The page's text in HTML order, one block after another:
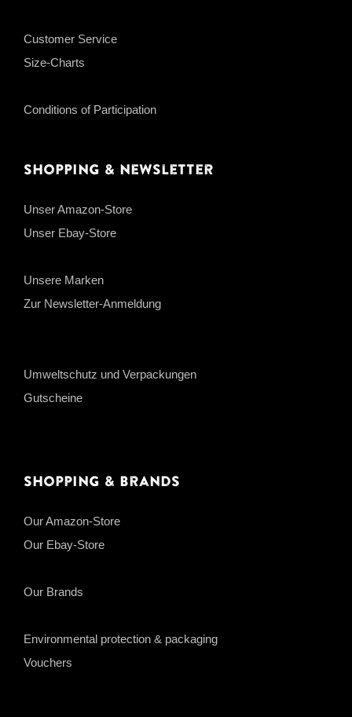
Customer Service
Size-Charts
Conditions of Participation
Shopping & Newsletter
Unser Amazon-Store
Unser Ebay-Store
Unsere Marken
Zur Newsletter-Anmeldung
Umweltschutz und Verpackungen
Gutscheine
Shopping & Brands
Our Amazon-Store
Our Ebay-Store
Our Brands
Environmental protection & packaging
Vouchers